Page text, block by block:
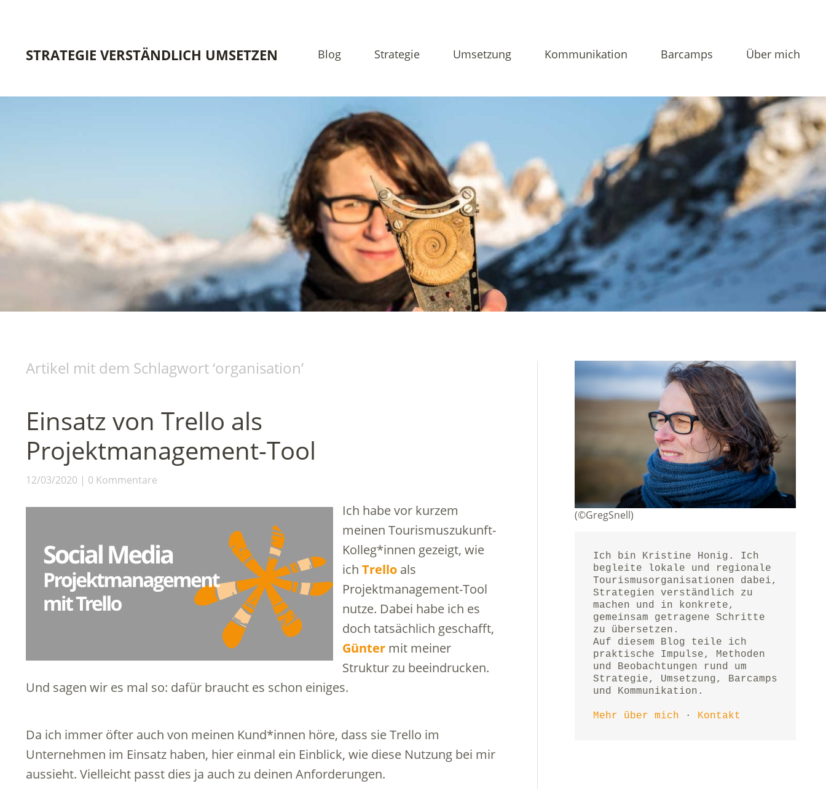
STRATEGIE VERSTÄNDLICH UMSETZEN Blog Strategie Umsetzung Kommunikation Barcamps Über mich
Artikel mit dem Schlagwort ‘organisation’
Einsatz von Trello als
Projektmanagement-Tool
12/03/2020 0 Kommentare
Ich habe vor kurzem
meinen Tourismuszukunft-
Kolleg*innen gezeigt, wie
ich Trello als
Projektmanagement-Tool
nutze. Dabei habe ich es
doch tatsächlich geschafft,
Günter mit meiner
Struktur zu beeindrucken.
Und sagen wir es mal so: dafür braucht es schon einiges.
Da ich immer öfter auch von meinen Kund*innen höre, dass sie Trello im
Unternehmen im Einsatz haben, hier einmal ein Einblick, wie diese Nutzung bei mir
aussieht. Vielleicht passt dies ja auch zu deinen Anforderungen.
(©GregSnell)
Ich bin Kristine Honig. Ich
begleite lokale und regionale
Tourismusorganisationen dabei,
Strategien verständlich zu
machen und in konkrete,
gemeinsam getragene Schritte
zu übersetzen.
Auf diesem Blog teile ich
praktische Impulse, Methoden
und Beobachtungen rund um
Strategie, Umsetzung, Barcamps
und Kommunikation.
Mehr über mich · Kontakt